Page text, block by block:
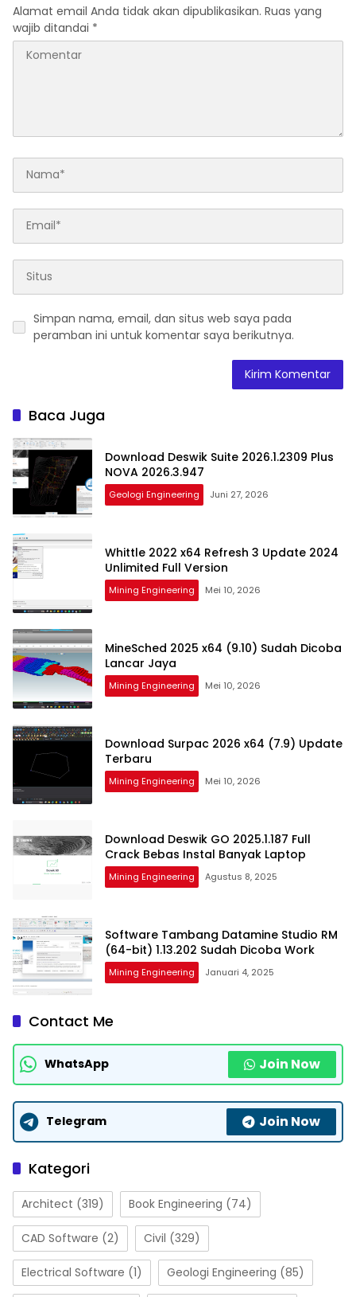
Alamat email Anda tidak akan dipublikasikan. Ruas yang
wajib ditandai *
Simpan nama, email, dan situs web saya pada
peramban ini untuk komentar saya berikutnya.
Baca Juga
Download Deswik Suite 2026.1.2309 Plus
NOVA 2026.3.947
Geologi Engineering Juni 27, 2026
Whittle 2022 x64 Refresh 3 Update 2024
Unlimited Full Version
Mining Engineering Mei 10, 2026
MineSched 2025 x64 (9.10) Sudah Dicoba
Lancar Jaya
Mining Engineering Mei 10, 2026
Download Surpac 2026 x64 (7.9) Update
Terbaru
Mining Engineering Mei 10, 2026
Download Deswik GO 2025.1.187 Full
Crack Bebas Instal Banyak Laptop
Mining Engineering Agustus 8, 2025
Software Tambang Datamine Studio RM
(64-bit) 1.13.202 Sudah Dicoba Work
Mining Engineering Januari 4, 2025
Contact Me
WhatsApp Join Now
Telegram Join Now
Kategori
Architect (319) Book Engineering (74)
CAD Software (2) Civil (329)
Electrical Software (1) Geologi Engineering (85)